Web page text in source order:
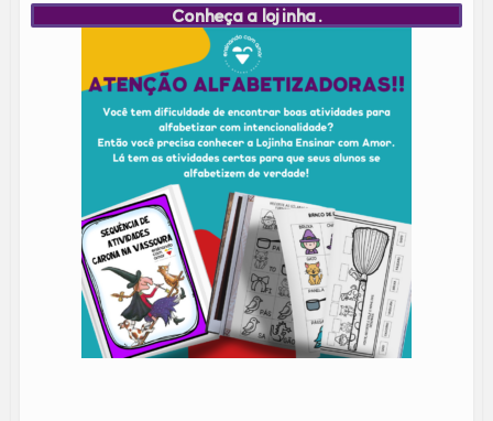
Conheça a lojinha.